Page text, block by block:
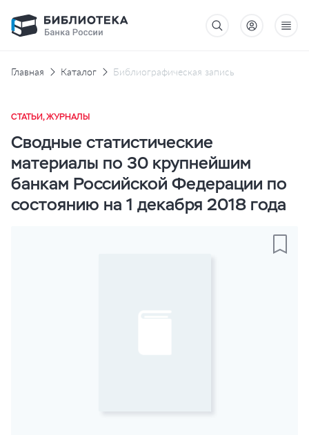
Главная Каталог Библиографическая запись
СТАТЬИ, ЖУРНАЛЫ
Сводные статистические
материалы по 30 крупнейшим
банкам Российской Федерации по
состоянию на 1 декабря 2018 года